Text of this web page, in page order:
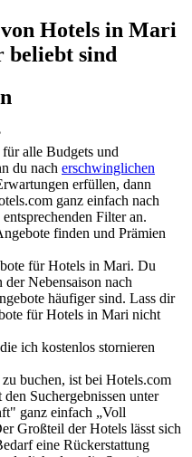
Hotels in Mari
beliebt sind
alle Budgets und
du nach erschwinglichen
erfüllen, dann
ganz einfach nach
Filter an.
finden und Prämien
für Hotels in Mari. Du
Nebensaison nach
häufiger sind. Lass dir
für Hotels in Mari nicht
ich kostenlos stornieren
buchen, ist bei Hotels.com
Suchergebnissen unter
ganz einfach „Voll
Großteil der Hotels lässt sich
eine Rückerstattung